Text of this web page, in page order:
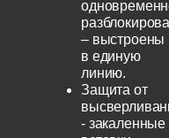
– выстроены
в единую
линию.
Защита от
- закаленные